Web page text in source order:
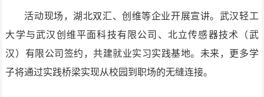
活动现场，湖北双汇、创维等企业开展宣讲。武汉轻工
大学与武汉创维平面科技有限公司、北立传感器技术（武
汉）有限公司签约，共建就业实习实践基地。未来，更多学
子将通过实践桥梁实现从校园到职场的无缝连接。